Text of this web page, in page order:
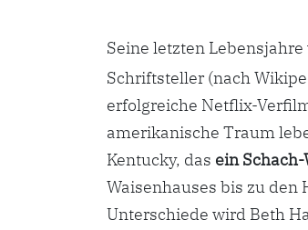
Seine letzten
Schriftsteller (nach
erfolgreiche Netflix-
amerikanische Traum
Kentucky, das ein
Waisenhauses bis zu den
Unterschiede wird Beth